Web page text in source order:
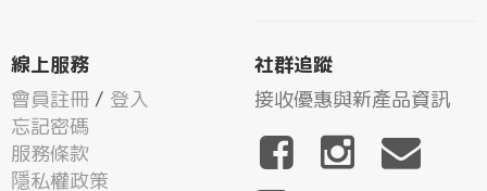
線上服務
會員註冊 / 登入
忘記密碼
服務條款
隱私權政策
社群追蹤
接收優惠與新產品資訊